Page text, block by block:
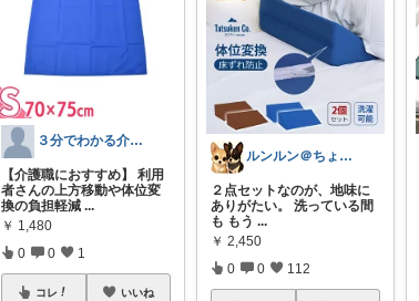
３分でわかる介護チャンネル
【介護職におすすめ】 利用
者さんの上方移動や体位変
換の負担軽減 ...
￥ 1,480
0 0 1
コレ いいね
ルンルン＠ちょいラク暮らし
２点セットなのが、地味に
ありがたい。 洗っている間
も もう ...
￥ 2,450
0 0 112